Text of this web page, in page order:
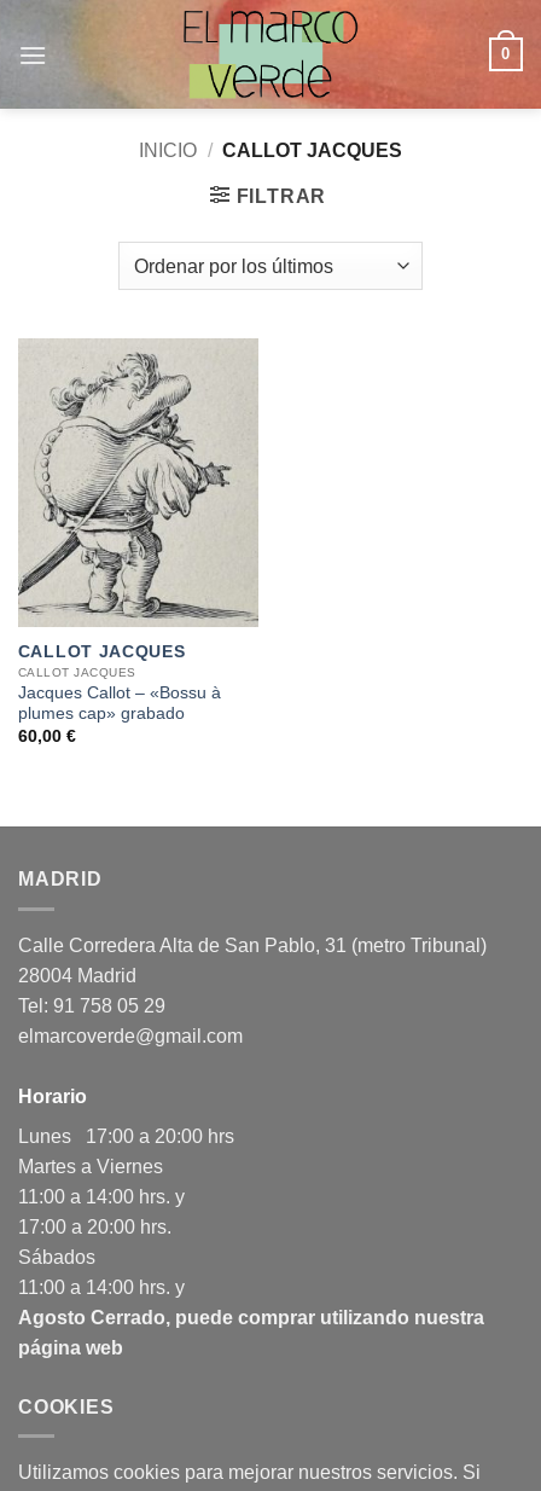
0
INICIO / CALLOT JACQUES
FILTRAR
CALLOT JACQUES
CALLOT JACQUES
Jacques Callot – «Bossu à
plumes cap» grabado
60,00 €
MADRID
Calle Corredera Alta de San Pablo, 31 (metro Tribunal)
28004 Madrid
Tel: 91 758 05 29
elmarcoverde@gmail.com
Horario
Lunes 17:00 a 20:00 hrs
Martes a Viernes
11:00 a 14:00 hrs. y
17:00 a 20:00 hrs.
Sábados
11:00 a 14:00 hrs. y
Agosto Cerrado, puede comprar utilizando nuestra
página web
COOKIES
Utilizamos cookies para mejorar nuestros servicios. Si